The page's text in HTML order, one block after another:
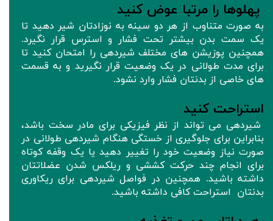
پهلوها را مرتبا عوض کنید
به صورت متناوب از هر دو سینه به نوزادتان شیر دهید تا
یک سمت بدن بیشتر تحت فشار و استرس قرار نگیرد.
همچنین پوزیشن های مختلف شیردهی را امتحان کنید تا
برای مدت طولانی در یک وضعیت قرار نگیرید و به قسمت
های خاصی از بدنتان فشار وارد نشود.
استراحت کنید
شیردهی می تواند از نظر فیزیکی برای مادر سخت باشد،
بنابراین برای جلوگیری از خستگی هنگام شیردهی طولانی در
صورت نیاز وضعیت خود را تغییر دهید یا یک وقفه کوتاه
برای انجام چند حرکت کششی و ریلکس شدن عضلاتتان
داشته باشید. همچنین در فواصل شیردهی برای ریکاوری
بدنتان استراحت کافی داشته باشید.